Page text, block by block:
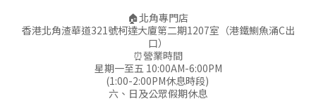
🏠北角專門店
香港北角渣華道321號柯達大廈第二期1207室（港鐵鰂魚涌C出
口）
⏰營業時間
星期一至五 10:00AM-6:00PM
(1:00-2:00PM休息時段)
六、日及公眾假期休息